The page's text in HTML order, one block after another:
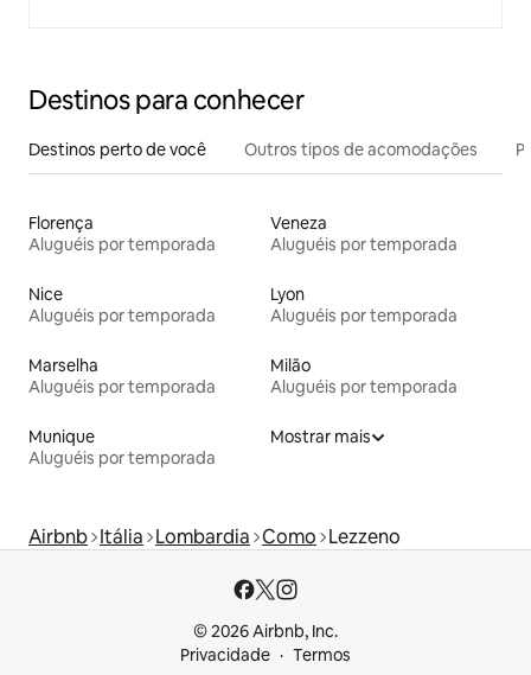
Destinos para conhecer
Destinos perto de você Outros tipos de acomodações
Florença
Aluguéis por temporada
Veneza
Aluguéis por temporada
Nice
Aluguéis por temporada
Lyon
Aluguéis por temporada
Marselha
Aluguéis por temporada
Milão
Aluguéis por temporada
Munique
Aluguéis por temporada
Mostrar mais
Airbnb Itália Lombardia Como Lezzeno
© 2026 Airbnb, Inc.
Privacidade
Termos